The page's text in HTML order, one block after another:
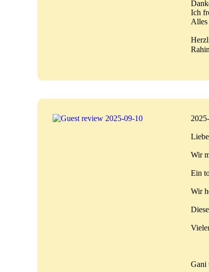
Ich
Alles
Wir
Ein
Wir
Gani